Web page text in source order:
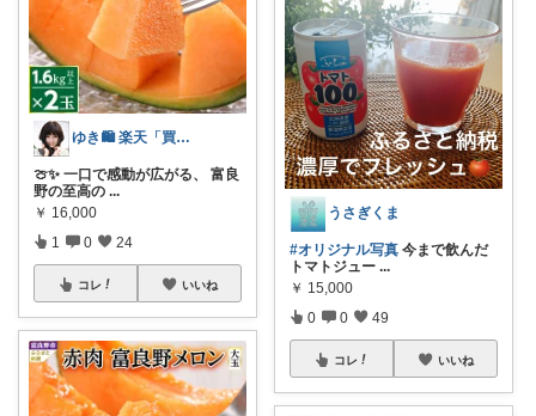
ゆき🛍️ 楽天「買ってよかった」を厳選
🍈✨ 一口で感動が広がる、 富良
野の至高の ...
￥ 16,000
1 0 24
コレ いいね
うさぎくま
#オリジナル写真 今まで飲んだ
トマトジュー ...
￥ 15,000
0 0 49
コレ いいね